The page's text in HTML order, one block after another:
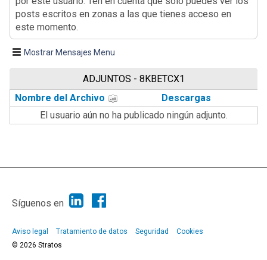
posts escritos en zonas a las que tienes acceso en
este momento.
Mostrar Mensajes Menu
ADJUNTOS - 8KBETCX1
Nombre del Archivo
Descargas
El usuario aún no ha publicado ningún adjunto.
|
Síguenos en
Aviso legal Tratamiento de datos Seguridad
Cookies
© 2026 Stratos